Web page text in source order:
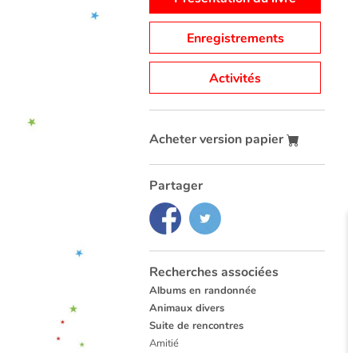
Enregistrements
Activités
Acheter version papier
Partager
Recherches associées
Albums en randonnée
Animaux divers
Suite de rencontres
Amitié